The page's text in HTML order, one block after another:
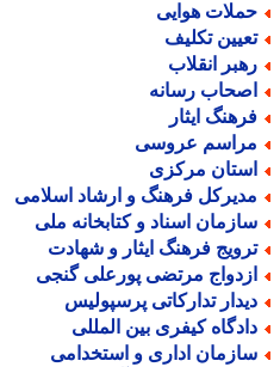
هوایی
تکلیف
انقلاب
رسانه
ایثار
عروسی
مرکزی
فرهنگ و ارشاد اسلامی
اسناد و کتابخانه ملی
فرهنگ ایثار و شهادت
مرتضی پورعلی گنجی
تدارکاتی پرسپولیس
کیفری بین المللی
اداری و استخدامی